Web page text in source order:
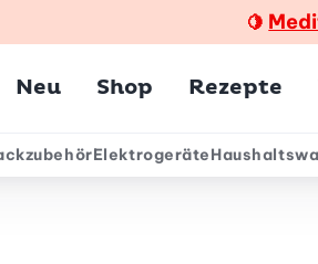
🍋
Neu Shop Rezepte
Elektrogeräte